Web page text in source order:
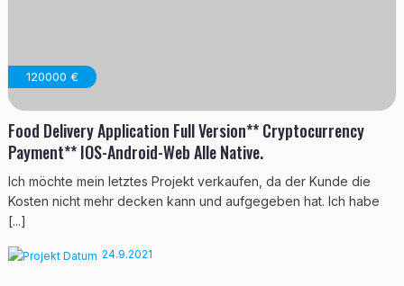
120000 €
Food Delivery Application Full Version** Cryptocurrency
Payment** IOS-Android-Web Alle Native.
Ich möchte mein letztes Projekt verkaufen, da der Kunde die
Kosten nicht mehr decken kann und aufgegeben hat. Ich habe
[...]
24.9.2021